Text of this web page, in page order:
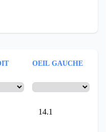
OEIL GAUCHE
14.1